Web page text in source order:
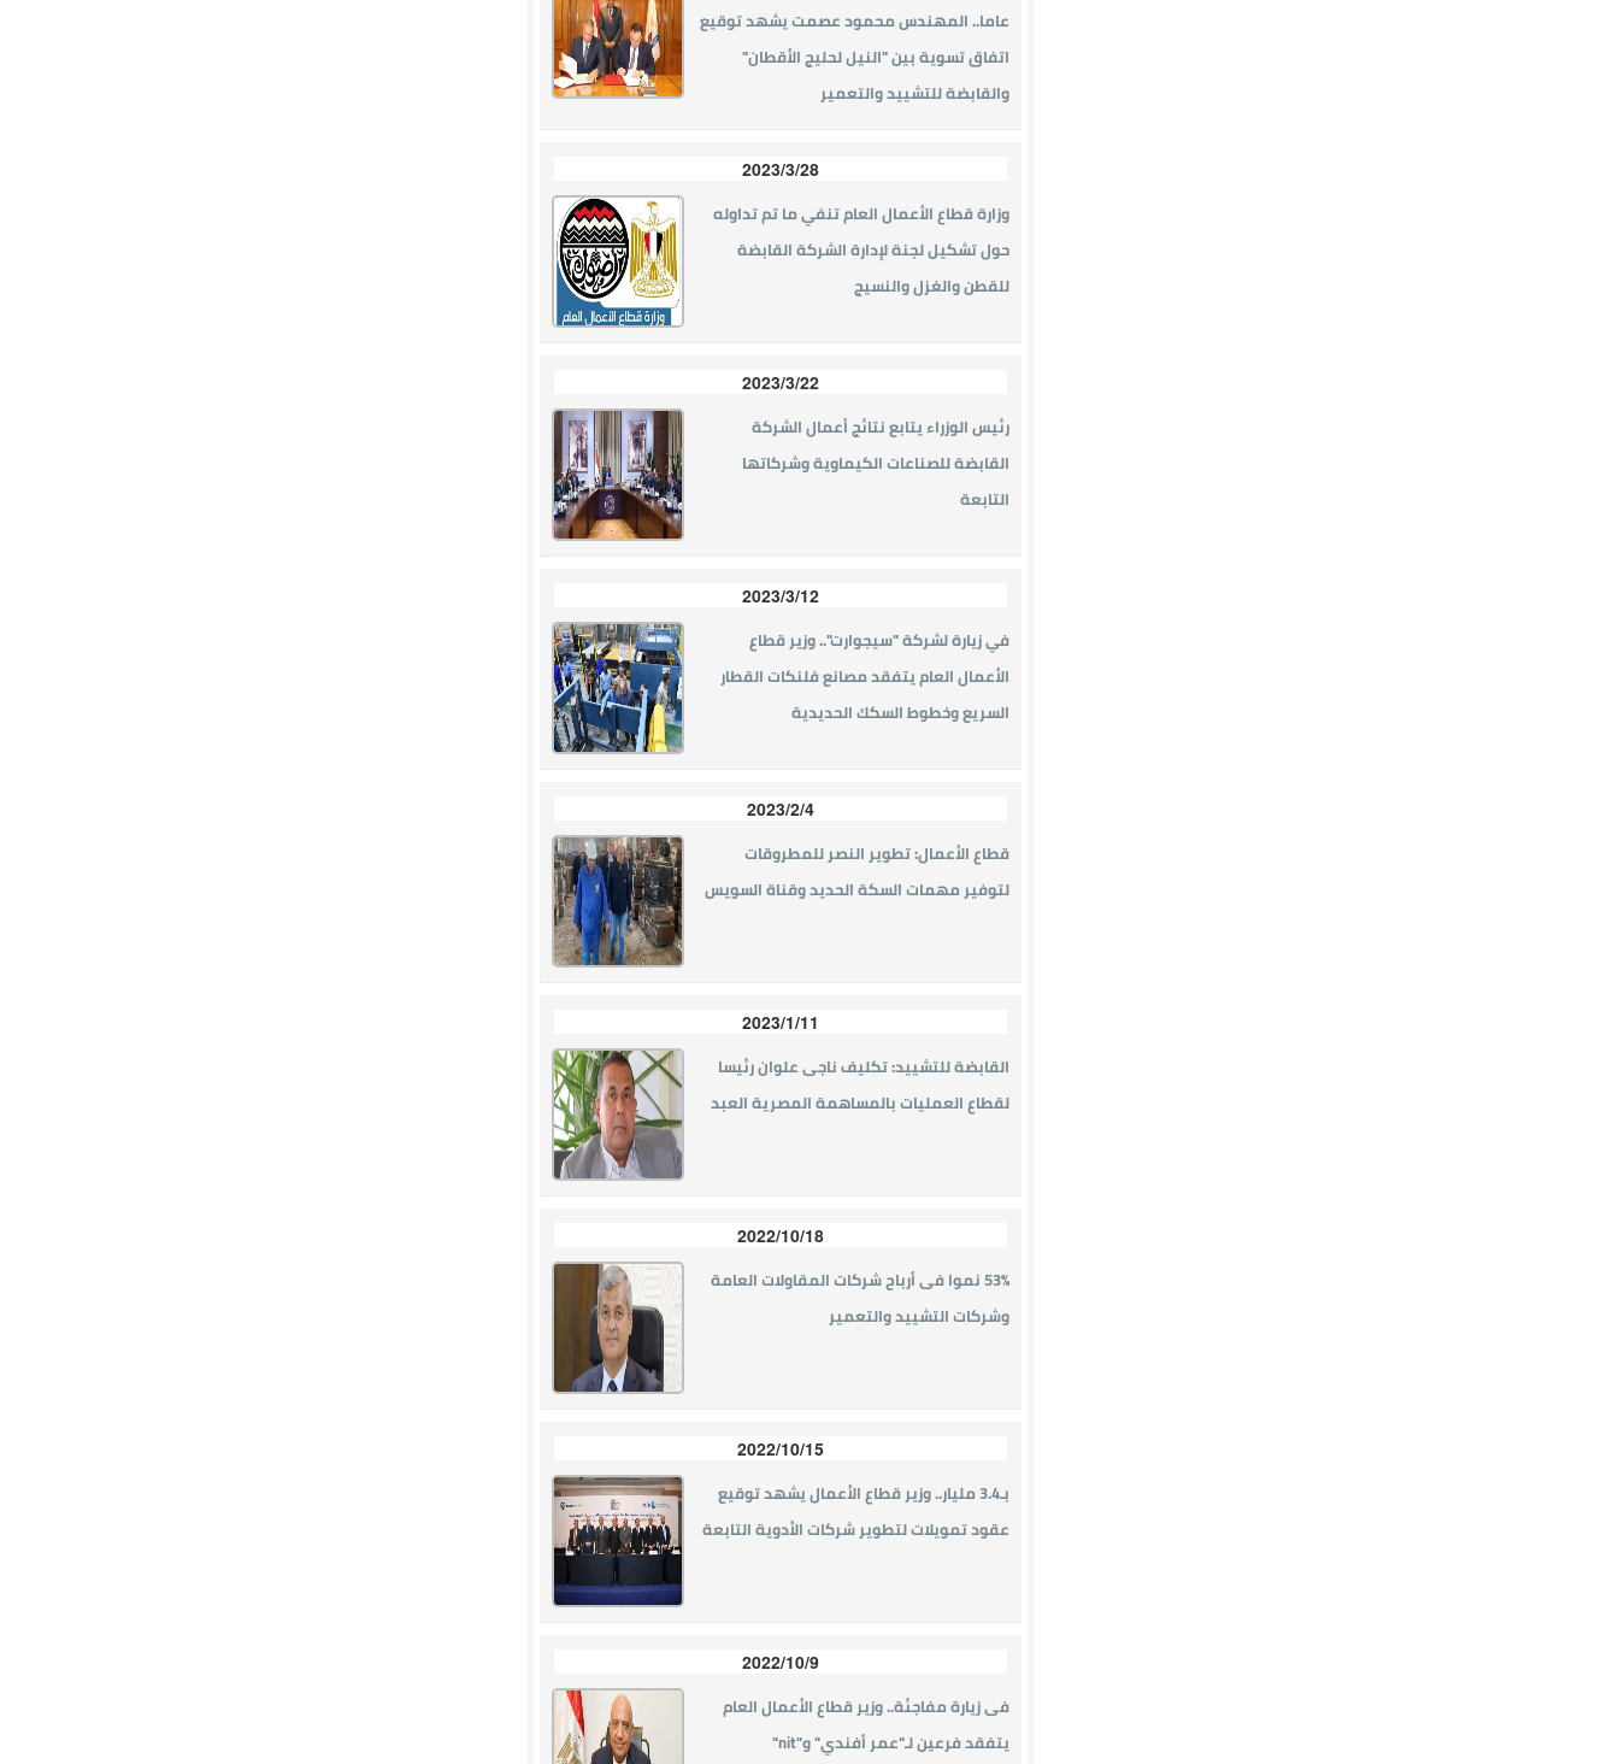
عاما.. المهندس محمود عصمت يشهد توقيع
اتفاق تسوية بين "النيل لحليج الأقطان"
والقابضة للتشييد والتعمير
2023/3/28
وزارة قطاع الأعمال العام تنفي ما تم تداوله
حول تشكيل لجنة لإدارة الشركة القابضة
للقطن والغزل والنسيج
2023/3/22
رئيس الوزراء يتابع نتائج أعمال الشركة
القابضة للصناعات الكيماوية وشركاتها
التابعة
2023/3/12
في زيارة لشركة "سيجوارت".. وزير قطاع
الأعمال العام يتفقد مصانع فلنكات القطار
السريع وخطوط السكك الحديدية
2023/2/4
قطاع الأعمال: تطوير النصر للمطروقات
لتوفير مهمات السكة الحديد وقناة السويس
2023/1/11
القابضة للتشييد: تكليف ناجى علوان رئيسا
لقطاع العمليات بالمساهمة المصرية العبد
2022/10/18
53% نموا فى أرباح شركات المقاولات العامة
وشركات التشييد والتعمير
2022/10/15
بـ3.4 مليار.. وزير قطاع الأعمال يشهد توقيع
عقود تمويلات لتطوير شركات الأدوية التابعة
2022/10/9
فى زيارة مفاجئة.. وزير قطاع الأعمال العام
يتفقد فرعين لـ"عمر أفندي" و"nit"